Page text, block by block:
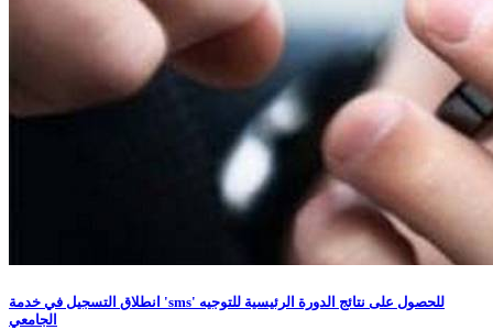
انطلاق التسجيل في خدمة 'sms' للحصول على نتائج الدورة الرئيسية للتوجيه
الجامعي